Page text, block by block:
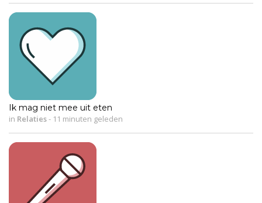
Ik mag niet mee uit eten
in Relaties- 11 minuten geleden